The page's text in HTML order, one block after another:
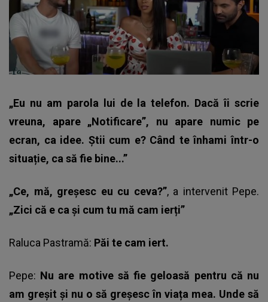
„Eu nu am parola lui de la telefon. Dacă îi scrie
vreuna, apare „Notificare”, nu apare numic pe
ecran, ca idee. Știi cum e? Când te înhami într-o
situație, ca să fie bine...”
„Ce, mă, greșesc eu cu ceva?”, a intervenit Pepe.
„Zici că e ca și cum tu mă cam ierți”
Raluca Pastramă: Păi te cam iert.
Pepe: Nu are motive să fie geloasă pentru că nu
am greșit și nu o să greșesc în viața mea. Unde să